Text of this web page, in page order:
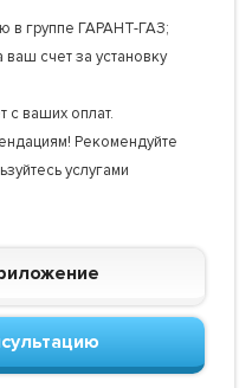
в группе ГАРАНТ-ГАЗ;
счет за установку
с ваших оплат.
Рекомендуйте
услугами